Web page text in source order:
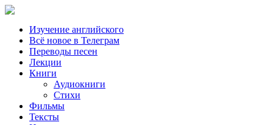
Изучение английского
Всё новое в Телеграм
Переводы песен
Лекции
Книги
Аудиокниги
Стихи
Фильмы
Тексты